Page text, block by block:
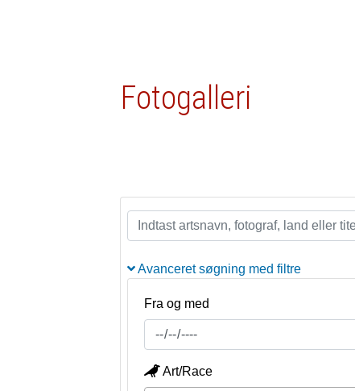
Fotogalleri
Avanceret søgning med filtre
Fra og med
Art/Race